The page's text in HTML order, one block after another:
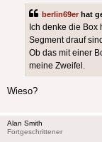
berlin69er hat
Ich denke die
Segment drauf
Ob das mit einer
meine Zweifel.
Wieso?
Alan Smith
Fortgeschrittener